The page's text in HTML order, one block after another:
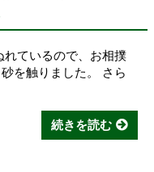
ているので、お相撲
を触りました。 さら
続きを読む